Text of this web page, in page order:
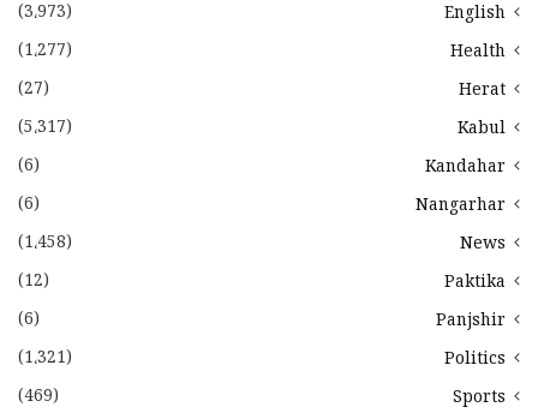
English
(3،973)
Health
(1،277)
Herat
(27)
Kabul
(5،317)
Kandahar
(6)
Nangarhar
(6)
News
(1،458)
Paktika
(12)
Panjshir
(6)
Politics
(1،321)
Sports
(469)